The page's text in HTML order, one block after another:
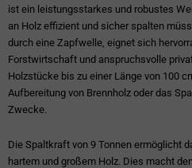
ist ein leistungsstarkes und robustes
an Holz effizient und sicher spalten
durch eine Zapfwelle, eignet sich
Forstwirtschaft und anspruchsvolle
Holzstücke bis zu einer Länge von 100
Aufbereitung von Brennholz oder das
Zwecke.
Die Spaltkraft von 9 Tonnen ermöglicht
hartem und großem Holz. Dies macht